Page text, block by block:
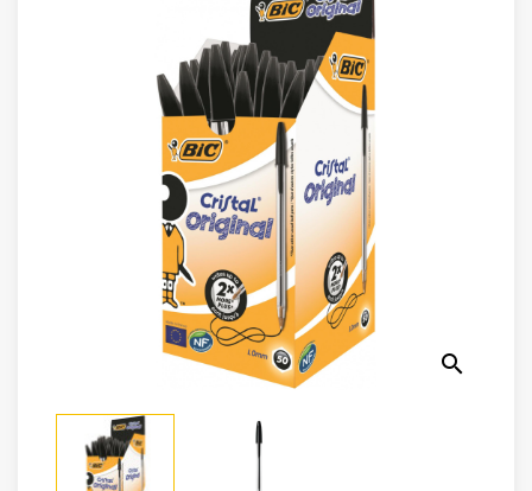
Electroménager
Sécurité
search